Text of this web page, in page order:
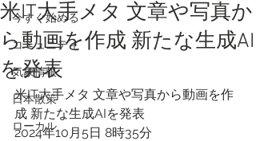
今すぐ始める
コミュニティ
気象情報
日本散策
ローカル
米IT大手メタ 文章や写真か
ら動画を作成 新たな生成AI
を発表
米IT大手メタ 文章や写真から動画を作
成 新たな生成AIを発表
2024年10月5日 8時35分